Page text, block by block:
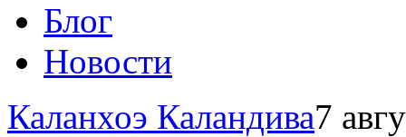
Блог
Новости
Каланхоэ Каландива7